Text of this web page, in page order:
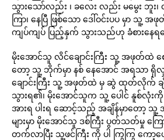
သွားသော်လည်း ၊ ခလေး လည်း မမွေး ဘူး
ကြာ၊ နေပြီ ဖြစ်သော ဒေါ်ဝင်းပပ မှာ သူ့
ကျပ်ကျပ် ပြည့်နှက် သွားသည်ဟု ခံစားနေ
မိုးအောင်သူ လိင်ချောင်းကြီး သူ့ အဖုတ်ထဲ စ
တော့ သူ့ ဘိုက်မှာ နစ် နေအောင် အရသာ ရှိလှ
ချောင်းကြီး သူ့ အဖုတ်ထဲ မှ ဆွဲ ထုတ်လိုက် ချိ
သွားရ၏၊ မိုးအောင်သူက သူ့ ပေါင် နူစ်လုံးကို
အားရ ပါးရ ဆောင့်သည့် အချိန်မှာတော့
များမှာ မိုးအောင်သူ ဒစ်ကြီး ပွတ်သတ်မှု က
တက်လာပြီး သူ့ဖင်ကြီး ကို ပါ ကြွကြွ ကော့ပ